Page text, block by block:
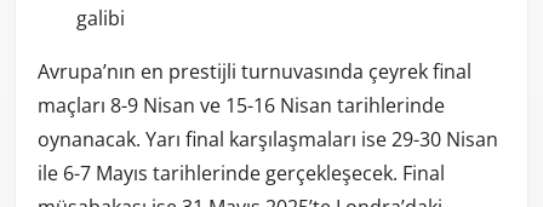
galibi
Avrupa’nın en prestijli turnuvasında çeyrek final
maçları 8-9 Nisan ve 15-16 Nisan tarihlerinde
oynanacak. Yarı final karşılaşmaları ise 29-30 Nisan
ile 6-7 Mayıs tarihlerinde gerçekleşecek. Final